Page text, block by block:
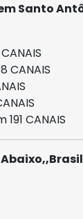
Santo
CANAIS
191 CANAIS